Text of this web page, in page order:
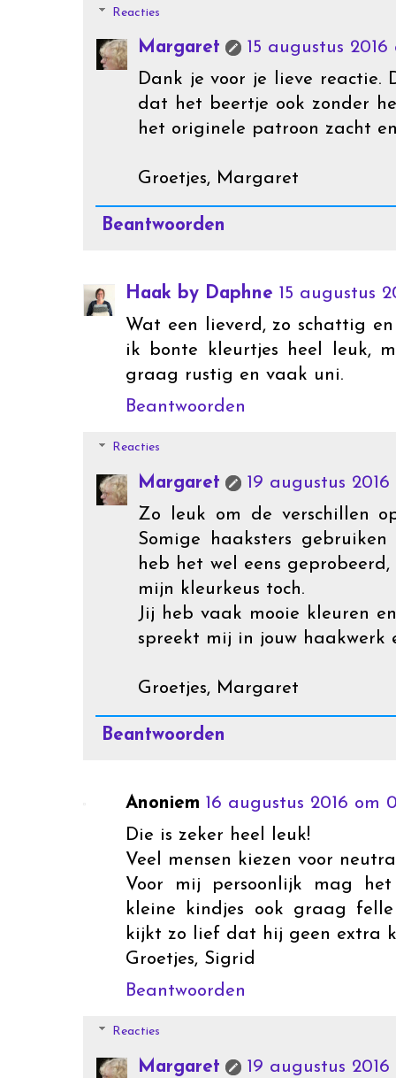
Reacties
Margaret
15 augustus 2016
Dank je voor je lieve reactie.
dat het beertje ook zonder
het originele patroon zacht
Groetjes, Margaret
Beantwoorden
Haak by Daphne 15 augustus
Wat een lieverd, zo schattig
ik bonte kleurtjes heel leuk,
graag rustig en vaak uni.
Beantwoorden
Reacties
Margaret
19 augustus 2016
Zo leuk om de verschillen
Somige haaksters
heb het wel eens
mijn kleurkeus toch.
Jij heb vaak mooie kleuren
spreekt mij in jouw haakwerk
Groetjes, Margaret
Beantwoorden
Anoniem 16 augustus 2016 om
Die is zeker heel leuk!
Veel mensen kiezen voor
Voor mij persoonlijk mag
kleine kindjes ook graag
kijkt zo lief dat hij geen extra
Groetjes, Sigrid
Beantwoorden
Reacties
Margaret
19 augustus 2016